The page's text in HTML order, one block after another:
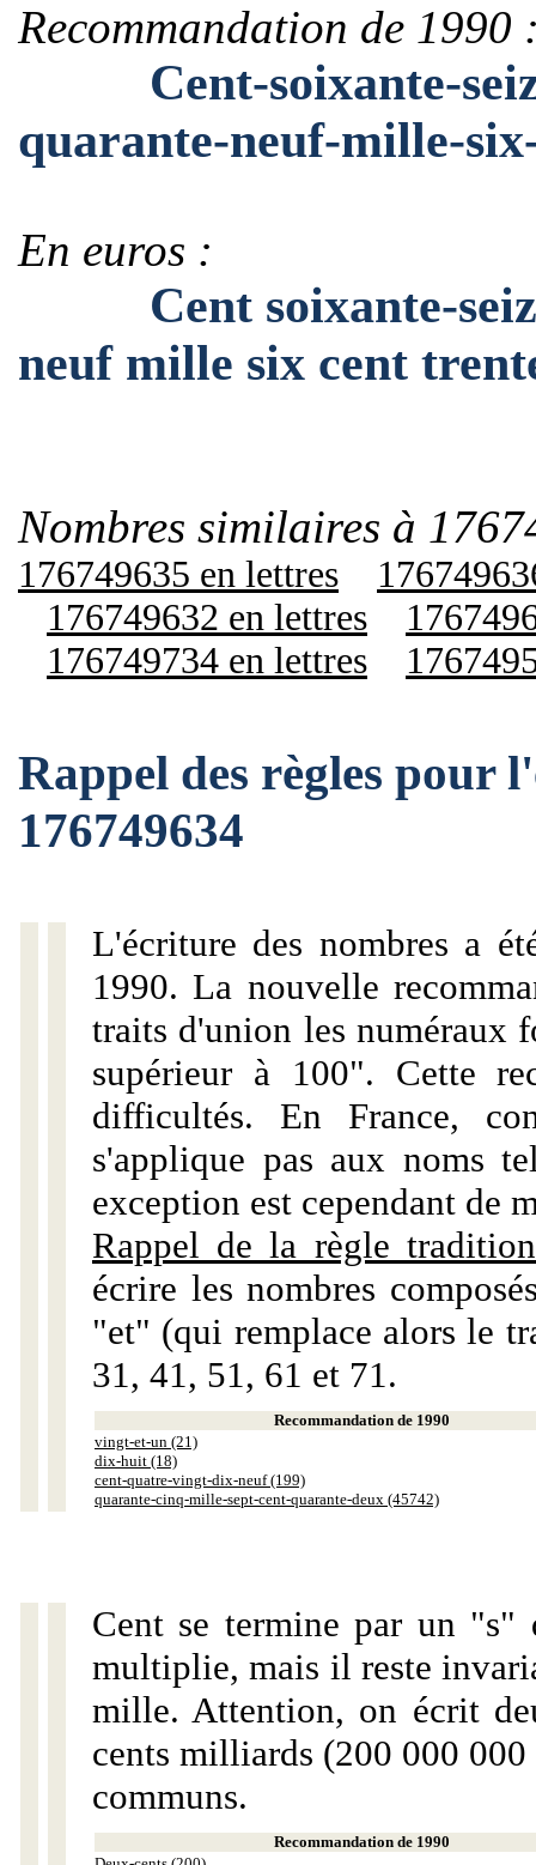
Recommandation de 1990
Cent-soixante-
quarante-neuf-mille-
En euros :
Cent soixante-seize
neuf mille six cent
Nombres similaires à
176749635 en lettres
176749632 en lettres
176749734 en lettres
Rappel des règles pour
176749634
L'écriture des nombres a
1990. La nouvelle
traits d'union les numéraux
supérieur à 100". Cette
difficultés. En France,
s'applique pas aux noms
exception est cependant de
Rappel de la règle
écrire les nombres
"et" (qui remplace alors le
31, 41, 51, 61 et 71.
Recommandation de 1990
vingt-et-un (21)
dix-huit (18)
cent-quatre-vingt-dix-neuf (199)
quarante-cinq-mille-sept-cent-quarante-deux (45742)
Cent se termine par un "s"
multiplie, mais il reste
mille. Attention, on écrit
cents milliards (200 000
communs.
Recommandation de 1990